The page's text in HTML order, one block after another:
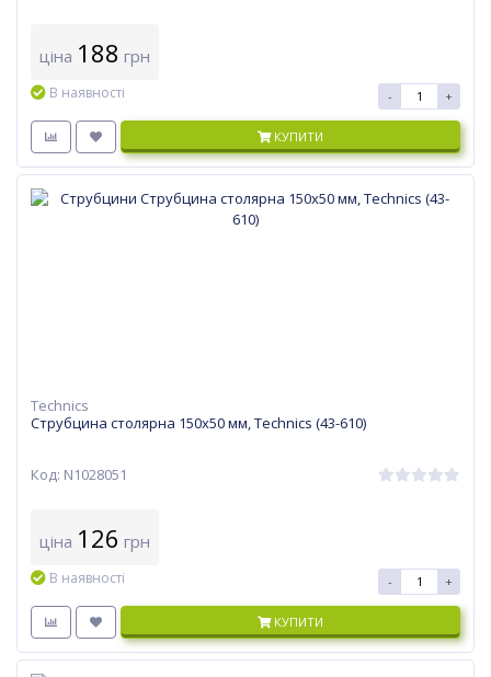
ціна 188 грн
В наявності - +
КУПИТИ
Technics
Струбцина столярна 150х50 мм, Technics (43-610)
Код: N1028051
ціна 126 грн
В наявності - +
КУПИТИ